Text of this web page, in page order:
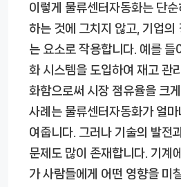
이렇게 물류센터자동화는 단
하는 것에 그치지 않고, 기업의
는 요소로 작용합니다. 예를
화 시스템을 도입하여 재고 관
화함으로써 시장 점유율을 크
사례는 물류센터자동화가 얼
여줍니다. 그러나 기술의 발전
문제도 많이 존재합니다. 기계
가 사람들에게 어떤 영향을 미